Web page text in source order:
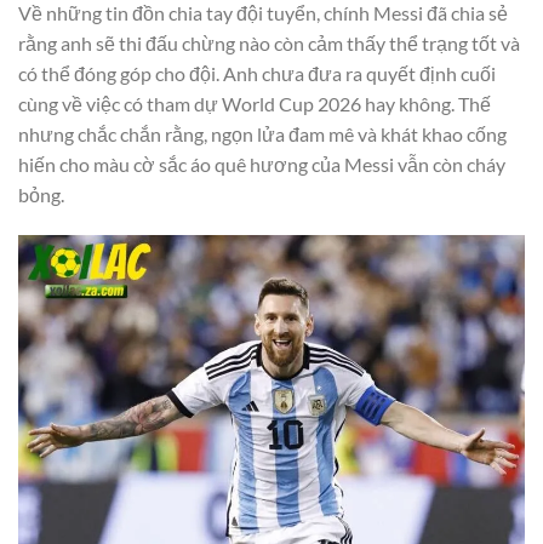
Về những tin đồn chia tay đội tuyển, chính Messi đã chia sẻ
rằng anh sẽ thi đấu chừng nào còn cảm thấy thể trạng tốt và
có thể đóng góp cho đội. Anh chưa đưa ra quyết định cuối
cùng về việc có tham dự World Cup 2026 hay không. Thế
nhưng chắc chắn rằng, ngọn lửa đam mê và khát khao cống
hiến cho màu cờ sắc áo quê hương của Messi vẫn còn cháy
bỏng.